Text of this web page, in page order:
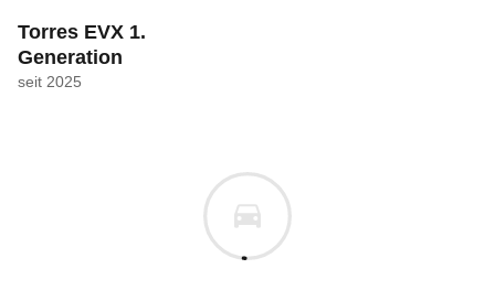
Torres EVX 1.
Generation
seit 2025